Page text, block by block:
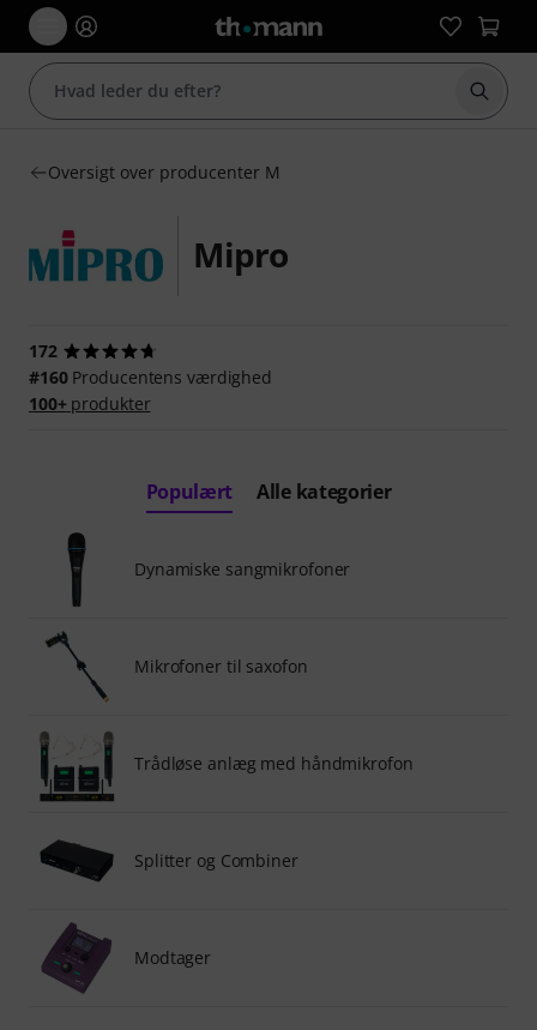
Start
Oversigt over producenter M
Mipro
172
#160Producentens værdighed
100+produkter
Populært Alle kategorier
Dynamiske sangmikrofoner
Mikrofoner til saxofon
Trådløse anlæg med håndmikrofon
Splitter og Combiner
Modtager